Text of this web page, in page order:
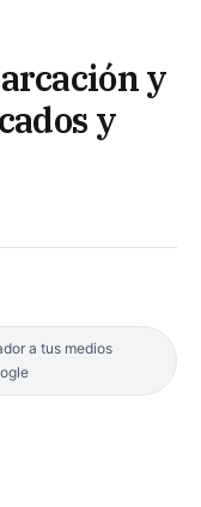
y
y
a tus medios